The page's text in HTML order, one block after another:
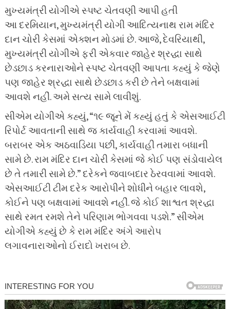
મુખ્યમંત્રી યોગીએ સ્પષ્ટ ચેતવણી આપી હતી
આ દરમિયાન, મુખ્યમંત્રી યોગી આદિત્યનાથ રામ મંદિર
દાન ચોરી કેસમાં એક્શન મોડમાં છે. આજે, દેવરિયાથી,
મુખ્યમંત્રી યોગીએ ફરી એકવાર જાહેર શ્રદ્ધા સાથે
છેડછાડ કરનારાઓને સ્પષ્ટ ચેતવણી આપતા કહ્યું કે જેણે
પણ જાહેર શ્રદ્ધા સાથે છેડછાડ કરી છે તેને બક્ષવામાં
આવશે નહીં. અમે સત્ય સામે લાવીશું.
સીએમ યોગીએ કહ્યું, “૧૯ જૂને મેં કહ્યું હતું કે એસઆઈટી
રિપોર્ટ આવતાની સાથે જ કાર્યવાહી કરવામાં આવશે.
બરાબર એક અઠવાડિયા પછી, કાર્યવાહી તમારા બધાની
સામે છે. રામ મંદિર દાન ચોરી કેસમાં જે કોઈ પણ સંડોવાયેલ
છે તે તમારી સામે છે.” દરેકને જવાબદાર ઠેરવવામાં આવશે.
એસઆઈટી ટીમ દરેક આરોપીને શોધીને બહાર લાવશે,
કોઈને પણ બક્ષવામાં આવશે નહીં. જે કોઈ શાશ્વત શ્રદ્ધા
સાથે રમત રમશે તેને પરિણામ ભોગવવા પડશે.” સીએમ
યોગીએ કહ્યું છે કે રામ મંદિર અંગે આરોપ
લગાવનારાઓનો ઈરાદો ખરાબ છે.